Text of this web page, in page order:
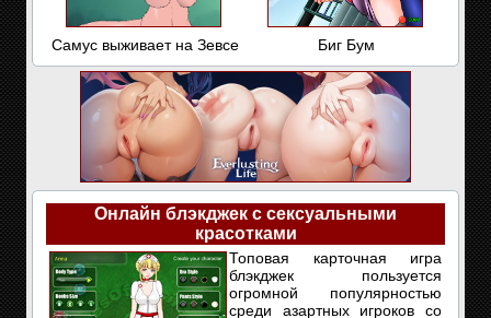
Самус выживает на Зевсе Биг Бум
Онлайн блэкджек с сексуальными
красотками
Топовая карточная игра
блэкджек пользуется
огромной популярностью
среди азартных игроков со